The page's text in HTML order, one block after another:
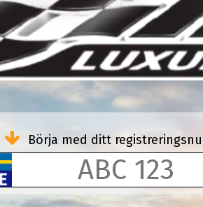
column 'BLI' in 'where clause'
Börja med ditt